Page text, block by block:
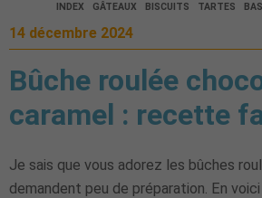
INDEX GÂTEAUX BISCUITS TARTES
14 décembre 2024
Bûche roulée
caramel : recette
Je sais que vous adorez les bûches
demandent peu de préparation. En